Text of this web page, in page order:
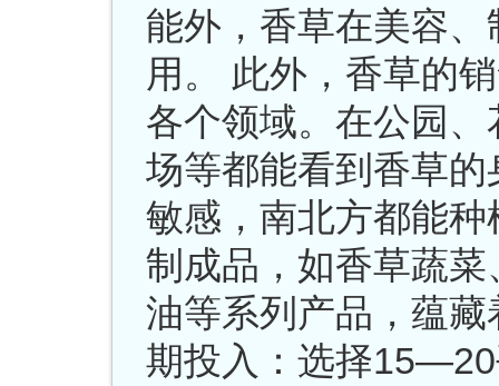
能外，香草在美容
用。 此外，香草的
各个领域。在公园
场等都能看到香草
敏感，南北方都能
制成品，如香草蔬
油等系列产品，蕴
期投入：选择